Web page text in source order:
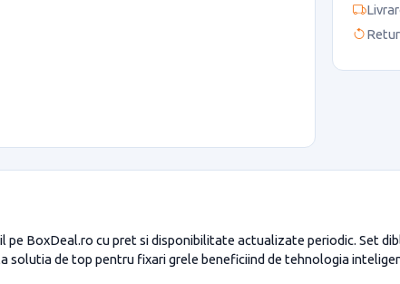
pe BoxDeal.ro cu pret si disponibilitate actualizate periodic. Set
solutia de top pentru fixari grele beneficiind de tehnologia